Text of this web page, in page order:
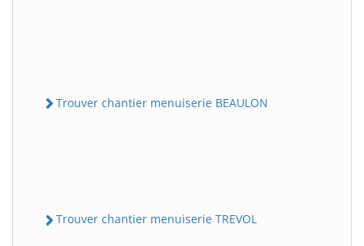
Trouver chantier menuiserie BEAULON
Trouver chantier menuiserie TREVOL